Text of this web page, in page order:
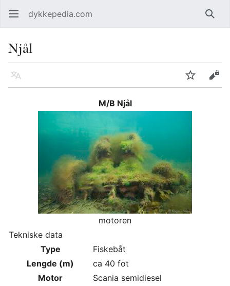
Åpne hovedmenyen dykkepedia.com Søk
Njål
Språk Overvåk Rediger
M/B Njål
motoren
Tekniske data
Type
Fiskebåt
Lengde (m)
ca 40 fot
Motor
Scania semidiesel